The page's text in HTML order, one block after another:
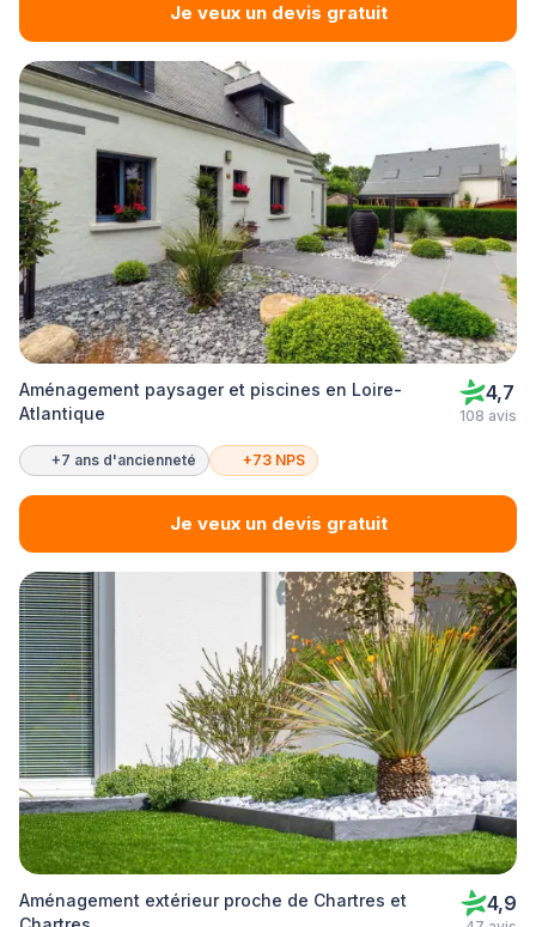
Je veux un devis gratuit
Aménagement paysager et piscines en Loire-
Atlantique
4,7
108 avis
+7 ans d'ancienneté +73 NPS
Je veux un devis gratuit
Aménagement extérieur proche de Chartres et
4,9